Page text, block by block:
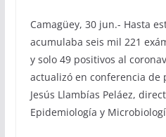
Camagüey, 30 jun.- Hasta
acumulaba seis mil 221
y solo 49 positivos al
actualizó en conferencia de
Jesús Llambías Peláez,
Epidemiología y